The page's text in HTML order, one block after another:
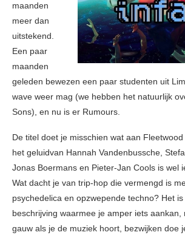
maanden
meer dan
uitstekend.
Een paar
maanden
geleden bewezen een paar studenten uit
wave weer mag (we hebben het natuurlijk
Sons), en nu is er Rumours.
De titel doet je misschien wat aan
het geluidvan Hannah Vandenbussche,
Jonas Boermans en Pieter-Jan Cools is wel
Wat dacht je van trip-hop die vermengd is
psychedelica en opzwepende techno? Het
beschrijving waarmee je amper iets
gauw als je de muziek hoort, bezwijken doe